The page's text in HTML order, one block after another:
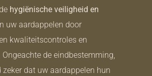
hygiënische veiligheid en
uw aardappelen door
kwaliteitscontroles en
Ongeachte de eindbestemming,
zeker dat uw aardappelen hun